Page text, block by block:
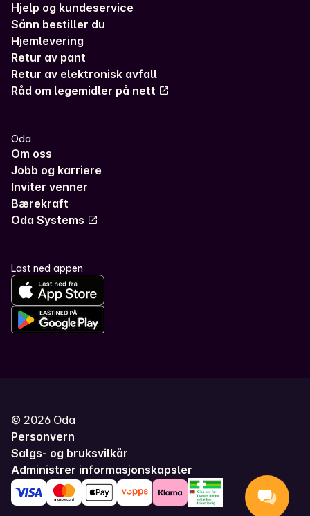
Hjelp og kundeservice
Sånn bestiller du
Hjemlevering
Retur av pant
Retur av elektronisk avfall
Råd om legemidler på nett
Oda
Om oss
Jobb og karriere
Inviter venner
Bærekraft
Oda Systems
Last ned appen
© 2026 Oda
Personvern
Salgs- og bruksvilkår
Administrer informasjonskapsler